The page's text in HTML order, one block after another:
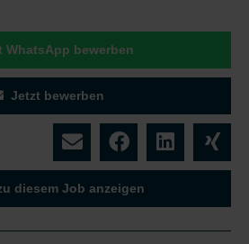
WhatsApp bewerben
Jetzt bewerben
diesem Job anzeigen